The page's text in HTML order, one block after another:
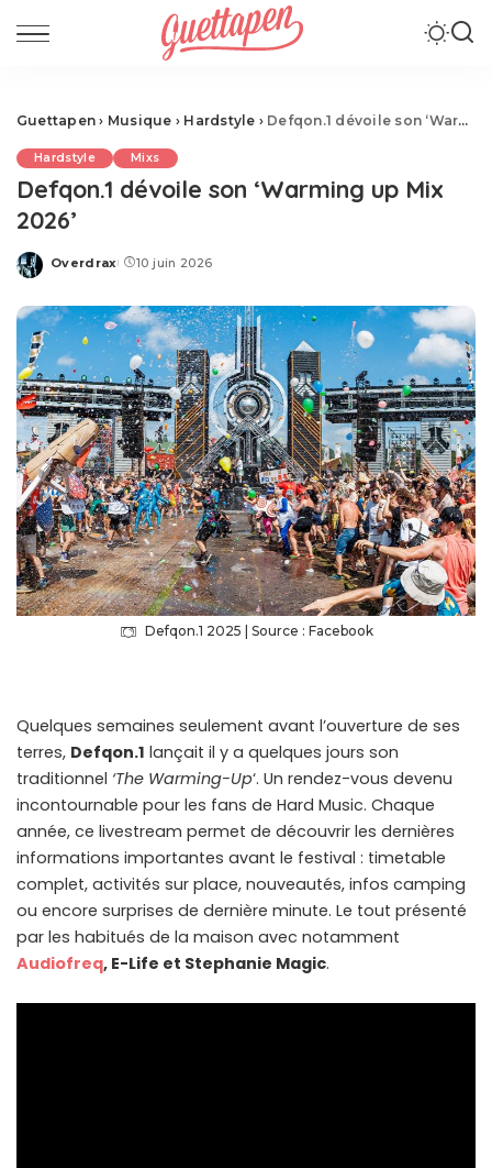
Guettapen › Musique › Hardstyle › Defqon.1 dévoile son ‘Warming up Mix 2026’
Hardstyle Mixs
Defqon.1 dévoile son ‘Warming up Mix
2026’
Posted
Overdrax 10 juin 2026
Defqon.1 2025 | Source : Facebook
Quelques semaines seulement avant l’ouverture de ses
terres, Defqon.1 lançait il y a quelques jours son
traditionnel ‘The Warming-Up‘. Un rendez-vous devenu
incontournable pour les fans de Hard Music. Chaque
année, ce livestream permet de découvrir les dernières
informations importantes avant le festival : timetable
complet, activités sur place, nouveautés, infos camping
ou encore surprises de dernière minute. Le tout présenté
par les habitués de la maison avec notamment
Audiofreq, E-Life et Stephanie Magic.